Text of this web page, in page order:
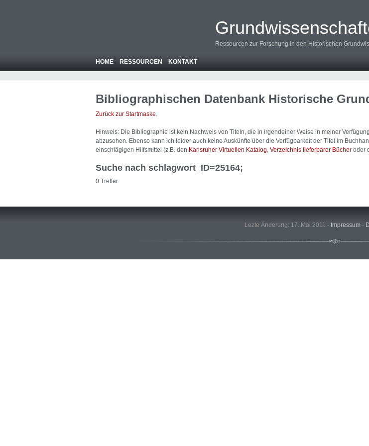
Ressourcen zur Forschung in den Historischen
HOME RESSOURCEN KONTAKT
Bibliographischen Datenbank Historische
Zurück zur Startmaske.
Hinweis: Die Bibliographie ist kein Nachweis von Titeln, die in irgendeiner Weise in meiner
abzusehen. Ebenso kann ich leider auch keine Auskünfte über die Verfügbarkeit der Titel im
einschlägigen Hilfsmittel (z.B. den Karlsruher Virtuellen Katalog Verzeichnis lieferbarer Bücher oder
Suche nach schlagwort_ID=25164;
0 Treffer
Lezte Änderung: 17. Mai 2011 - Impressum -